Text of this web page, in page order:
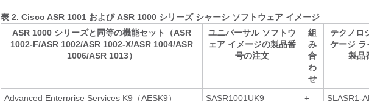
表 2. Cisco ASR 1001 および ASR 1000 シリーズ シャーシ ソフトウェア イメージ
ASR 1000 シリーズと同等の機能セット（ASR
1002-F/ASR 1002/ASR 1002-X/ASR 1004/ASR
1006/ASR 1013）
ユニバーサル ソフトウ
ェア イメージの製品番
号の注文
組
み
合
わ
せ
テクノロ
ケージ ラ
製品
Advanced Enterprise Services K9（AESK9） SASR1001UK9 + SLASR1-